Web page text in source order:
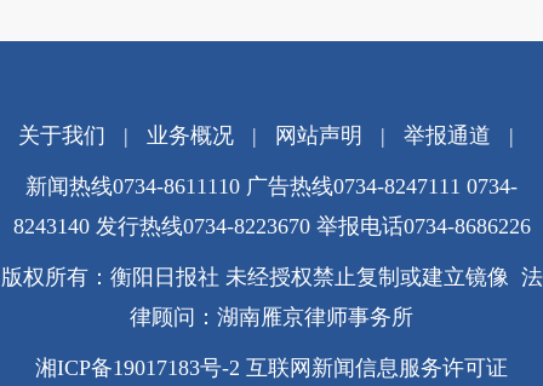
关于我们 | 业务概况| 网站声明 | 举报通道 |
新闻热线0734-8611110 广告热线0734-8247111 0734-
8243140 发行热线0734-8223670 举报电话0734-8686226
版权所有：衡阳日报社 未经授权禁止复制或建立镜像 法
律顾问：湖南雁京律师事务所
湘ICP备19017183号-2 互联网新闻信息服务许可证